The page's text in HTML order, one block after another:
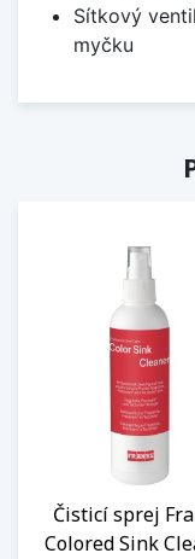
Sítkový
myčku
Čisticí sprej
Colored Sink